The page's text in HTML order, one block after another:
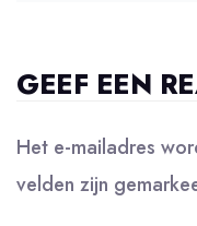
GEEF EEN
Het e-mailadres
velden zijn